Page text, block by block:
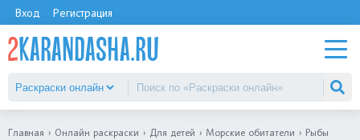
Вход Регистрация
Главная Онлайн раскраски Для детей Морские обитатели
Рыбы